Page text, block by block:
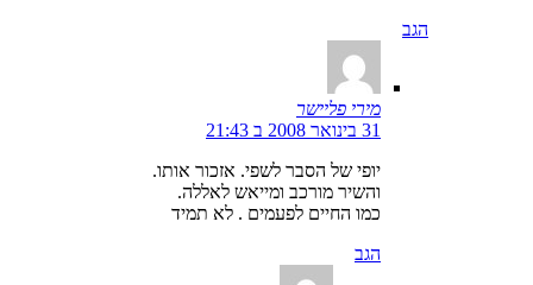
הגב
מירי פליישר
31 בינואר 2008 ב 21:43
יופי של הסבר לשפי. אזכור אותו.
והשיר מורכב ומייאש לאללה.
כמו החיים לפעמים . לא תמיד
הגב